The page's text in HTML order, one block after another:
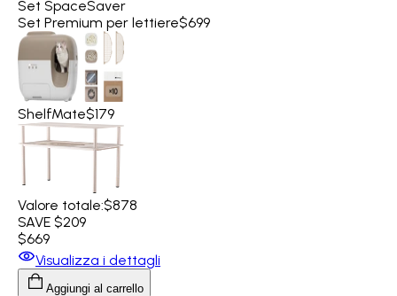
Set SpaceSaver
Set Premium per lettiere$699
ShelfMate$179
Valore totale:$878
SAVE $209
$669
Visualizza i dettagli
Aggiungi al carrello